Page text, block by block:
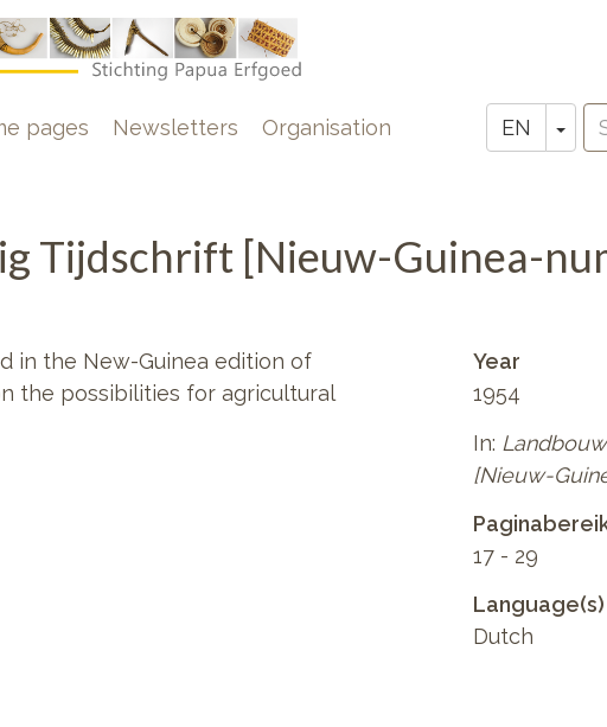
EN
pages Newsletters Organisation
Tijdschrift [Nieuw-Guinea-
in the New-Guinea edition of
the possibilities for agricultural
Year
1954
In:
[Nieuw-
17 - 29
Language(s)
Dutch